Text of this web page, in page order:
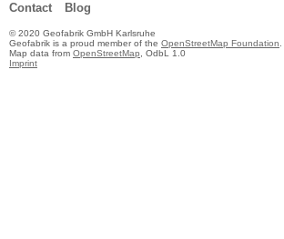
Contact Blog
© 2020 Geofabrik GmbH Karlsruhe
Geofabrik is a proud member of the OpenStreetMap Foundation
Map data from OpenStreetMap , OdbL 1.0
Imprint